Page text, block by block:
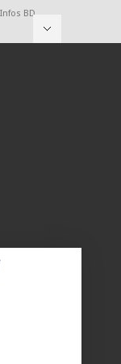
BD,